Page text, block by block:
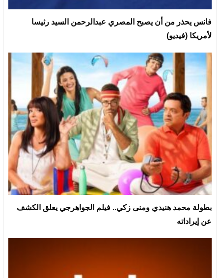
فانس يحذر من أن يصبح المصري عبدالرحمن السيد رئيسا
لأمريكا (فيديو)
بطولة محمد هنيدي ومنى زكي.. فيلم الجواهرجي يعلق الكشف
عن إيراداته